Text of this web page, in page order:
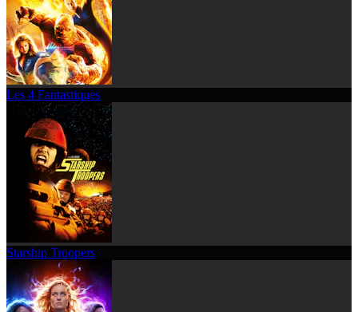
Les 4 Fantastiques
Starship Troopers